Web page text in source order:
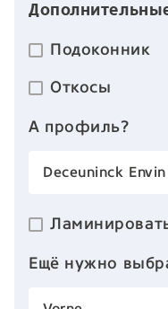
Подоконник
Откосы
А профиль?
Deceuninck
Ещё нужно